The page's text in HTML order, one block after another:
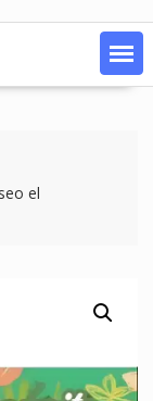
el